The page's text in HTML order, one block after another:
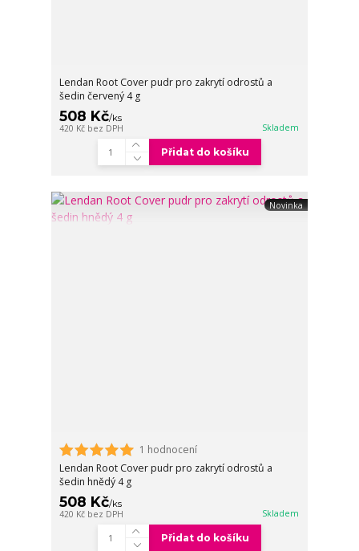
Lendan Root Cover pudr pro zakrytí odrostů a
šedin červený 4 g
508 Kč/ks
420 Kč bez DPH Skladem
Přidat do košíku
Novinka
1 hodnocení
Lendan Root Cover pudr pro zakrytí odrostů a
šedin hnědý 4 g
508 Kč/ks
420 Kč bez DPH Skladem
Přidat do košíku